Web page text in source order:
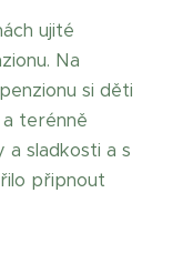
ujité
Na
si děti
a terénně
a sladkosti a s
připnout